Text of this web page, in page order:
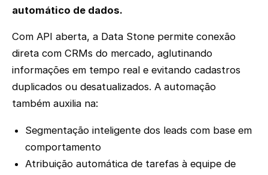
automático de dados.
Com API aberta, a Data Stone permite conexão
direta com CRMs do mercado, aglutinando
informações em tempo real e evitando cadastros
duplicados ou desatualizados. A automação
também auxilia na:
Segmentação inteligente dos leads com base em
comportamento
Atribuição automática de tarefas à equipe de